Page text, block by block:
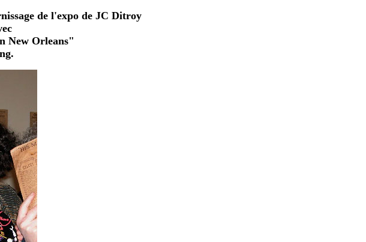
de l'expo de JC Ditroy
New Orleans"